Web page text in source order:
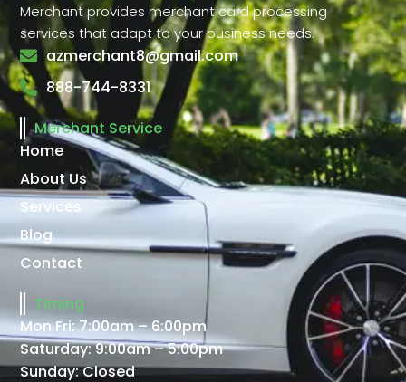
Merchant provides merchant card processing
services that adapt to your business needs.
azmerchant8@gmail.com
888-744-8331
Merchant Service
Home
About Us
Services
Blog
Contact
Timing
Mon Fri: 7:00am – 6:00pm
Saturday: 9:00am – 5:00pm
Sunday: Closed